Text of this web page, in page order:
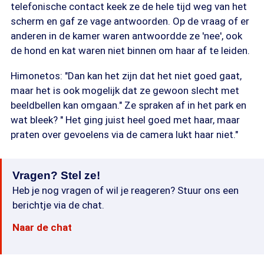
telefonische contact keek ze de hele tijd weg van het
scherm en gaf ze vage antwoorden. Op de vraag of er
anderen in de kamer waren antwoordde ze 'nee', ook
de hond en kat waren niet binnen om haar af te leiden.
Himonetos: "Dan kan het zijn dat het niet goed gaat,
maar het is ook mogelijk dat ze gewoon slecht met
beeldbellen kan omgaan." Ze spraken af in het park en
wat bleek? " Het ging juist heel goed met haar, maar
praten over gevoelens via de camera lukt haar niet."
Vragen? Stel ze!
Heb je nog vragen of wil je reageren? Stuur ons een
berichtje via de chat.
Naar de chat